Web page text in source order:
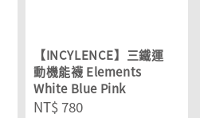
【INCYLENCE】三鐵運
動機能襪 Elements
White Blue Pink
Regular
NT$ 780